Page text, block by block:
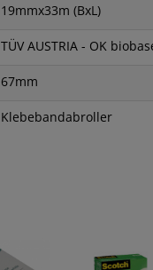
19mmx33m (BxL)
TÜV AUSTRIA - OK
67mm
Klebebandabroller